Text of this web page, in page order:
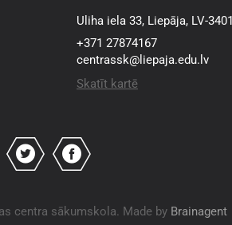
Uliha iela 33, Liepāja, LV-3401
+371 27874167
centrassk@liepaja.edu.lv
Skatīt kartē
centra sākumskola. Made by Brainagent